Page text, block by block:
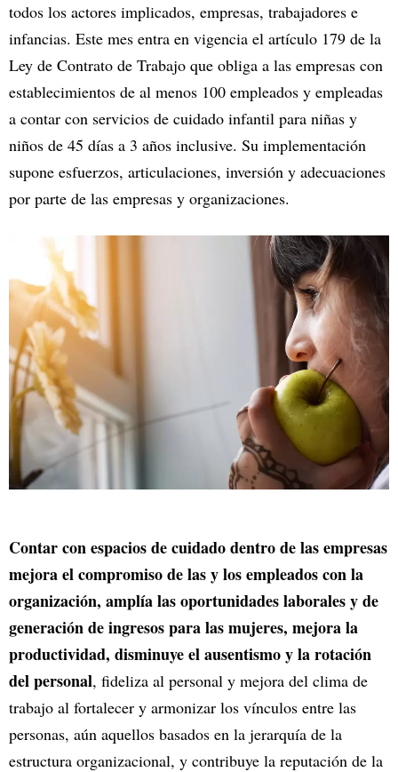
todos los actores implicados, empresas, trabajadores e
infancias. Este mes entra en vigencia el artículo 179 de la
Ley de Contrato de Trabajo que obliga a las empresas con
establecimientos de al menos 100 empleados y empleadas
a contar con servicios de cuidado infantil para niñas y
niños de 45 días a 3 años inclusive. Su implementación
supone esfuerzos, articulaciones, inversión y adecuaciones
por parte de las empresas y organizaciones.
Contar con espacios de cuidado dentro de las empresas
mejora el compromiso de las y los empleados con la
organización, amplía las oportunidades laborales y de
generación de ingresos para las mujeres, mejora la
productividad, disminuye el ausentismo y la rotación
del personal, fideliza al personal y mejora del clima de
trabajo al fortalecer y armonizar los vínculos entre las
personas, aún aquellos basados en la jerarquía de la
estructura organizacional, y contribuye la reputación de la